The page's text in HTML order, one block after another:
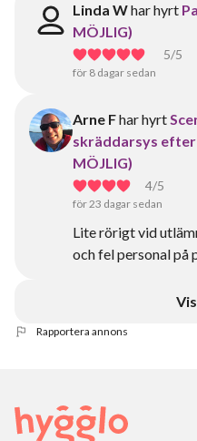
Linda Whar hyrt
MÖJLIG)
5/5
för 8 dagar sedan
Arne Fhar hyrt
skräddarsys
MÖJLIG)
4/5
för 23 dagar sedan
Lite rörigt vid
och fel personal på
Rapportera annons